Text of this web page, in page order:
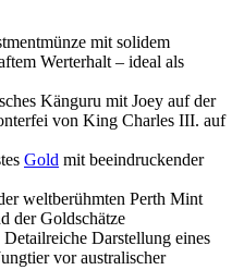
mit solidem
Werterhalt – ideal als
Känguru mit Joey auf der
von King Charles III. auf
Gold mit beeindruckender
weltberühmten Perth Mint
der Goldschätze
Detailreiche Darstellung eines
vor australischer